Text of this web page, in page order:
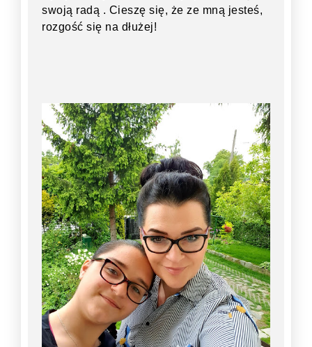
swoją radą . Cieszę się, że ze mną jesteś,
rozgość się na dłużej!